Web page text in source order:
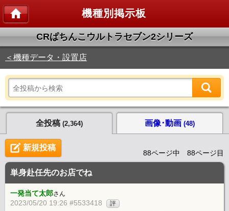
機種別掲示板
CRぱちんこウルトラセブン2シリーズ
＜機種データ・設置店
全投稿 (2,364) 画像･動画 (48)
新規投稿
88ページ中 88ページ目
単身赴任先のお店でね
一発当て太郎さん
2023/05/20 19:26 #5533418 評